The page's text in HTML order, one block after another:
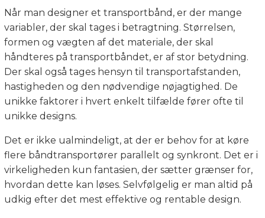
Når man designer et transportbånd, er der mange
variabler, der skal tages i betragtning. Størrelsen,
formen og vægten af det materiale, der skal
håndteres på transportbåndet, er af stor betydning.
Der skal også tages hensyn til transportafstanden,
hastigheden og den nødvendige nøjagtighed. De
unikke faktorer i hvert enkelt tilfælde fører ofte til
unikke designs.
Det er ikke ualmindeligt, at der er behov for at køre
flere båndtransportører parallelt og synkront. Det er i
virkeligheden kun fantasien, der sætter grænser for,
hvordan dette kan løses. Selvfølgelig er man altid på
udkig efter det mest effektive og rentable design.